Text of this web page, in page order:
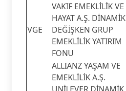
VGE
VAKIF EMEKLİLİK VE
HAYAT A.Ş. DİNAMİK
DEĞİŞKEN GRUP
EMEKLİLİK YATIRIM
FONU
ALLIANZ YAŞAM VE
EMEKLİLİK A.Ş.
UNİLEVER DİNAMİK